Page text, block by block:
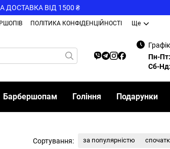
ДОСТАВКА ВІД 1500 ₴
ПОЛІТИКА КОНФІДЕНЦІЙНОСТІ Ще
Пн-Пт:
Сб-Нд:
Барбершопам Гоління Подарунки
Сортування: за популярністю